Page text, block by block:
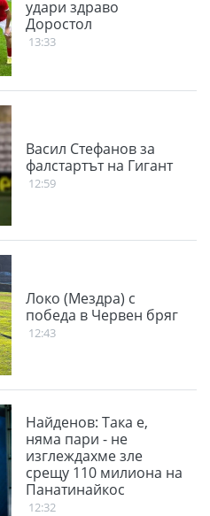
удари здраво
Доростол
13:33
Васил Стефанов за
фалстартът на Гигант
12:59
Локо (Мездра) с
победа в Червен бряг
12:43
Найденов: Така е,
няма пари - не
изглеждахме зле
срещу 110 милиона на
Панатинайкос
12:32